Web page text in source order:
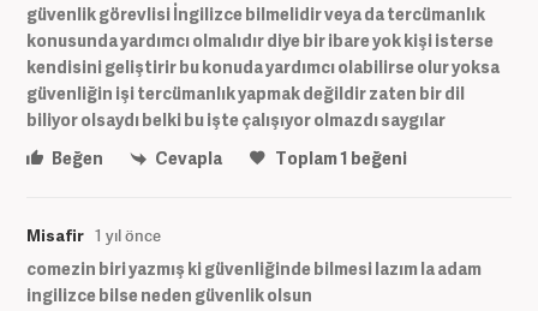
güvenlik görevlisi İngilizce bilmelidir veya da tercümanlık
konusunda yardımcı olmalıdır diye bir ibare yok kişi isterse
kendisini geliştirir bu konuda yardımcı olabilirse olur yoksa
güvenliğin işi tercümanlık yapmak değildir zaten bir dil
biliyor olsaydı belki bu işte çalışıyor olmazdı saygılar
Beğen
Cevapla Toplam1 beğeni
Misafir 1 yıl önce
comezin biri yazmış ki güvenliğinde bilmesi lazım la adam
ingilizce bilse neden güvenlik olsun